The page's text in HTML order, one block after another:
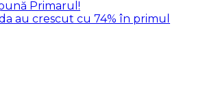
Primarul!
au crescut cu 74% în primul